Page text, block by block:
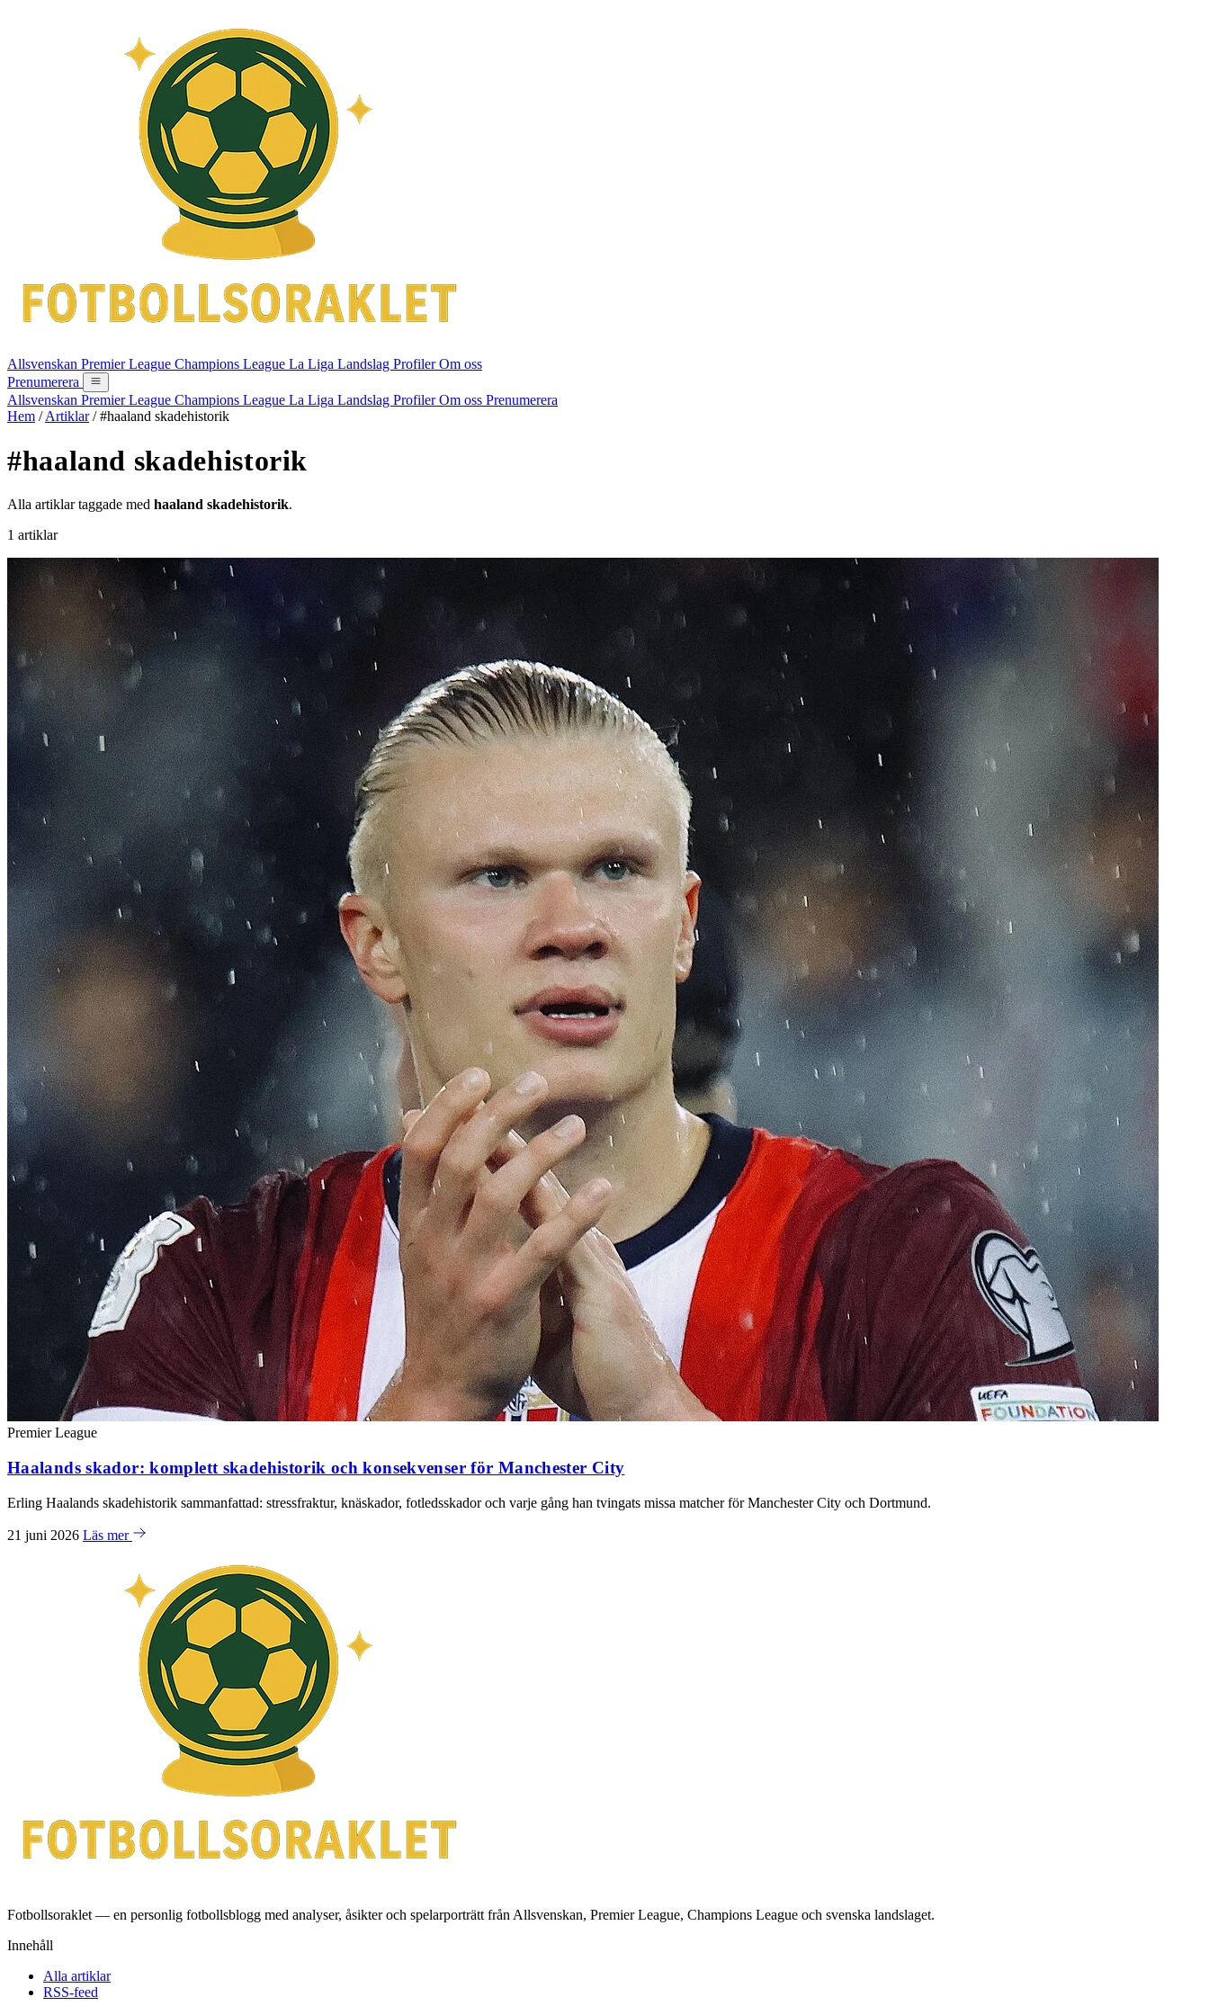
Allsvenskan Premier League Champions League La Liga Landslag ProfilerOm oss
Prenumerera
Allsvenskan Premier League Champions League La Liga Landslag ProfilerOm oss Prenumerera
Hem / Artiklar / #haaland skadehistorik
#haaland skadehistorik
Alla artiklar taggade med haaland skadehistorik.
1 artiklar
Premier League
Haalands skador: komplett skadehistorik och konsekvenser för Manchester City
Erling Haalands skadehistorik sammanfattad: stressfraktur, knäskador, fotledsskador och varje gång han tvingats missa matcher för Manchester City och Dortmund.
21 juni 2026 Läs mer
Fotbollsoraklet — en personlig fotbollsblogg med analyser, åsikter och spelarporträtt från Allsvenskan, Premier League, Champions League och svenska landslaget.
Innehåll
Alla artiklar
RSS-feed